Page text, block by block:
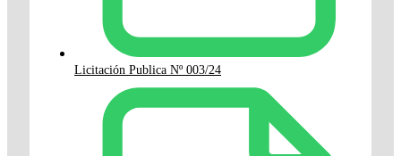
Licitación Publica Nº 003/24